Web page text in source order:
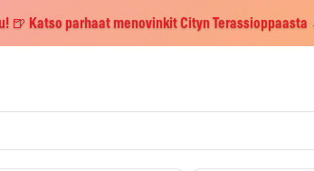
🍺 Katso parhaat menovinkit Cityn Terassioppaasta